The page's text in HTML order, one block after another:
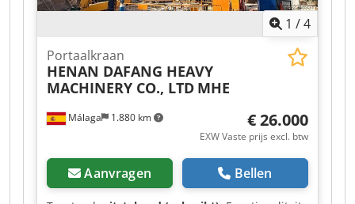
1 /4
Málaga 1.880 km
Portaalkraan
HENAN DAFANG HEAVY
MACHINERY CO., LTD MHE
€ 26.000
EXW Vaste prijs excl. btw
Aanvragen Bellen